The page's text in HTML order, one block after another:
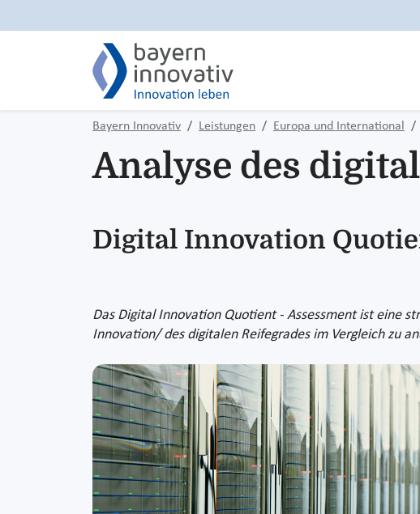
Bayern Innovativ Leistungen Europa und International
Analyse des
Digital Innovation
Das Digital Innovation Quotient - Assessment ist eine
Innovation/ des digitalen Reifegrades im Vergleich zu